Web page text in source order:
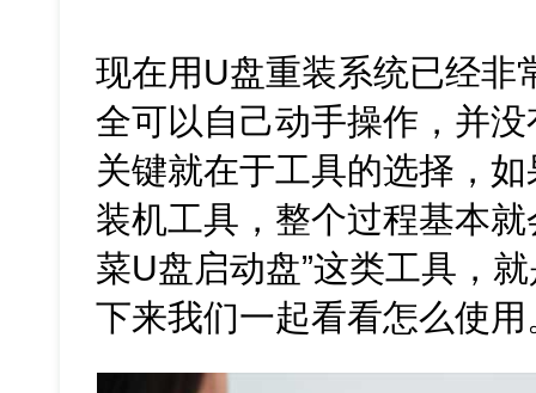
现在用U盘重装系统已经非
全可以自己动手操作，并
关键就在于工具的选择，
装机工具，整个过程基本
菜U盘启动盘”这类工具，
下来我们一起看看怎么使用